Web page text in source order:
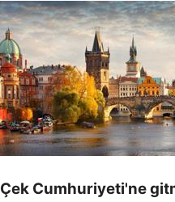
Çek Cumhuriyeti'ne